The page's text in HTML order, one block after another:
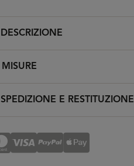
DESCRIZIONE
MISURE
SPEDIZIONE E RESTITUZIONE